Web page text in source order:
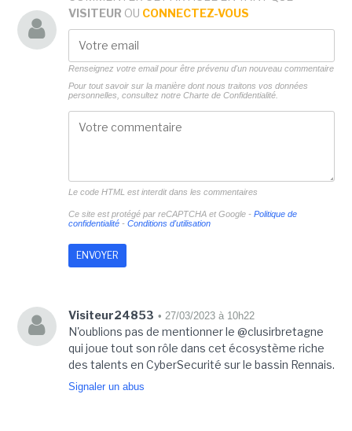
VISITEUR OU CONNECTEZ-VOUS
Renseignez votre email pour être prévenu d'un nouveau commentaire
Pour tout savoir sur la manière dont nous traitons vos données
personnelles, consultez notre Charte de Confidentialité.
Le code HTML est interdit dans les commentaires
Ce site est protégé par reCAPTCHA et Google - Politique de
confidentialité- Conditions d'utilisation
Visiteur24853 • 27/03/2023 à 10h22
N'oublions pas de mentionner le @clusirbretagne
qui joue tout son rôle dans cet écosystème riche
des talents en CyberSecurité sur le bassin Rennais.
Signaler un abus